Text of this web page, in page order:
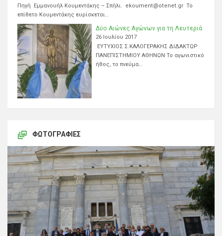
Πηγή Εμμανουήλ Κουμεντάκης – Σπήλι. ekoument@otenet.gr Το
επίθετο Κουμεντάκης ευρίσκεται…
Δύο Αιώνες Αγώνων για τη Λευτεριά
26 Ιουλίου 2017
ΕΥΤΥΧΙΟΣ Σ.ΚΑΛΟΓΕΡΑΚΗΣ ΔΙΔΑΚΤΩΡ
ΠΑΝΕΠΙΣΤΗΜΙΟΥ ΑΘΗΝΩΝ Το αγωνιστικό
ήθος, το πνεύμα…
ΦΩΤΟΓΡΑΦΊΕΣ